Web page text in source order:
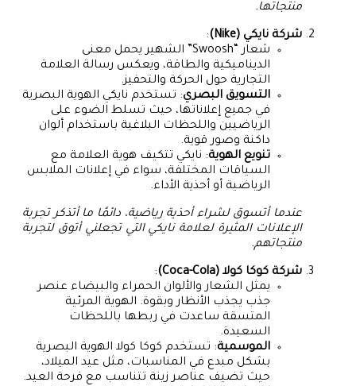
منتجاتها.
شركة نايكي (Nike)
:
شعار “Swoosh” الشهير يحمل معنى
الديناميكية والطاقة، ويعكس رسالة العلامة
التجارية حول الحركة والتحفيز.
التسويق البصري: تستخدم نايكي الهوية البصرية
في جميع إعلاناتها، حيث تسلط الضوء على
الرياضيين واللحظات البلاغية باستخدام ألوان
داكنة وصور قوية.
تنويع الهوية: نايكي تتكيف هوية العلامة مع
السياقات المختلفة، سواء في إعلانات الملابس
الرياضية أو أحذية الأداء.
عندما أتسوق لشراء أحذية رياضية، دائمًا ما أتذكر تجربة
الإعلانات المثيرة لعلامة نايكي التي تجعلني أتوق لتجربة
منتجاتهم.
شركة كوكا كولا (Coca-Cola)
:
يمثل الشعار والألوان الحمراء والبيضاء عنصر
جذب يجذب الأنظار وبقوة. الهوية المرئية
المتسقة ساعدت في ربطها باللحظات
السعيدة.
الموسمية: تستخدم كوكا كولا الهوية البصرية
بشكل مبدع في المناسبات، مثل عيد الميلاد،
حيث تضيف عناصر زينة تتناسب مع فرحة العيد.